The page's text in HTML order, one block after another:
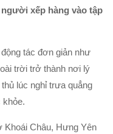
xếp hàng vào tập
tác đơn giản như
trời trở thành nơi lý
lúc nghỉ trưa quẳng
khỏe.
Khoái Châu, Hưng Yên